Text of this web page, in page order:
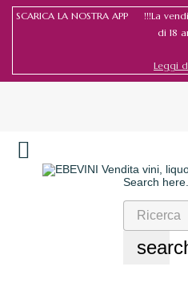
SCARICA LA NOSTRA APP !!!La
di 18
Leggi
Search